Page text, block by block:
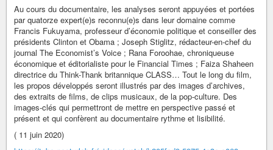
Au cours du documentaire, les analyses seront appuyées et portées
par quatorze expert(e)s reconnu(e)s dans leur domaine comme
Francis Fukuyama, professeur d’économie politique et conseiller des
présidents Clinton et Obama ; Joseph Stiglitz, rédacteur-en-chef du
journal The Economist’s Voice ; Rana Foroohae, chroniqueuse
économique et éditorialiste pour le Financial Times ; Faiza Shaheen
directrice du Think-Thank britannique CLASS… Tout le long du film,
les propos développés seront illustrés par des images d’archives,
des extraits de films, de clips musicaux, de la pop-culture. Des
images-clés qui permettront de mettre en perspective passé et
présent et qui confèrent au documentaire rythme et lisibilité.
( 11 juin 2020)